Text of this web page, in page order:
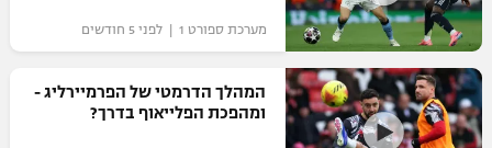
ליגת העל
גביע הטוטו
כדורגל עולמי
ליגת האלופות
ליגה אירופית
כדורסל ישראלי
מערכת ספורט 1 | לפני 5 חודשים
המהלך הדרמטי של הפרמיירליג -
ומהפכת הפלייאוף בדרך?